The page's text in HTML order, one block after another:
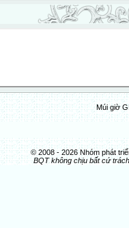
Múi giờ
© 2008 - 2026 Nhóm phát
BQT không chịu bất cứ